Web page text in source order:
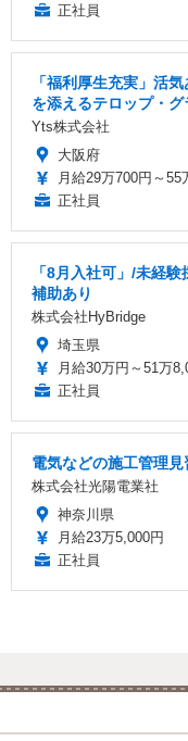
正社員
「福利厚生充実」活
を添えるテロップ・
Yts株式会社
大阪府
月給29万700円～55
正社員
「8月入社可」/未経
補助あり
株式会社HyBridge
埼玉県
月給30万円～51万
正社員
電気などの施工管理見
株式会社光陽電業社
神奈川県
月給23万5,000円
正社員